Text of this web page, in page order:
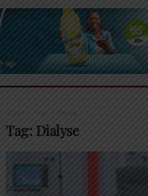
Tags
Tag: Dialyse